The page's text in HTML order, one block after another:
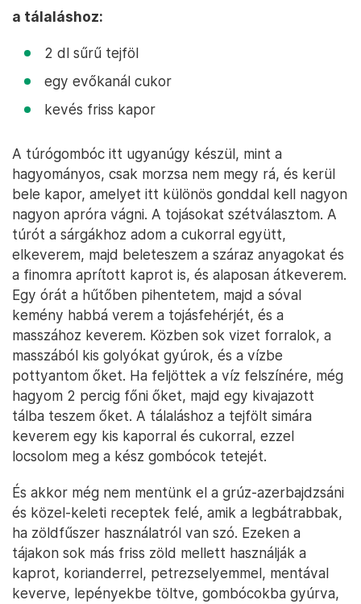
a tálaláshoz:
2 dl sűrű tejföl
egy evőkanál cukor
kevés friss kapor
A túrógombóc itt ugyanúgy készül, mint a
hagyományos, csak morzsa nem megy rá, és kerül
bele kapor, amelyet itt különös gonddal kell nagyon
nagyon apróra vágni. A tojásokat szétválasztom. A
túrót a sárgákhoz adom a cukorral együtt,
elkeverem, majd beleteszem a száraz anyagokat és
a finomra aprított kaprot is, és alaposan átkeverem.
Egy órát a hűtőben pihentetem, majd a sóval
kemény habbá verem a tojásfehérjét, és a
masszához keverem. Közben sok vizet forralok, a
masszából kis golyókat gyúrok, és a vízbe
pottyantom őket. Ha feljöttek a víz felszínére, még
hagyom 2 percig főni őket, majd egy kivajazott
tálba teszem őket. A tálaláshoz a tejfölt simára
keverem egy kis kaporral és cukorral, ezzel
locsolom meg a kész gombócok tetejét.
És akkor még nem mentünk el a grúz-azerbajdzsáni
és közel-keleti receptek felé, amik a legbátrabbak,
ha zöldfűszer használatról van szó. Ezeken a
tájakon sok más friss zöld mellett használják a
kaprot, korianderrel, petrezselyemmel, mentával
keverve, lepényekbe töltve, gombócokba gyúrva,